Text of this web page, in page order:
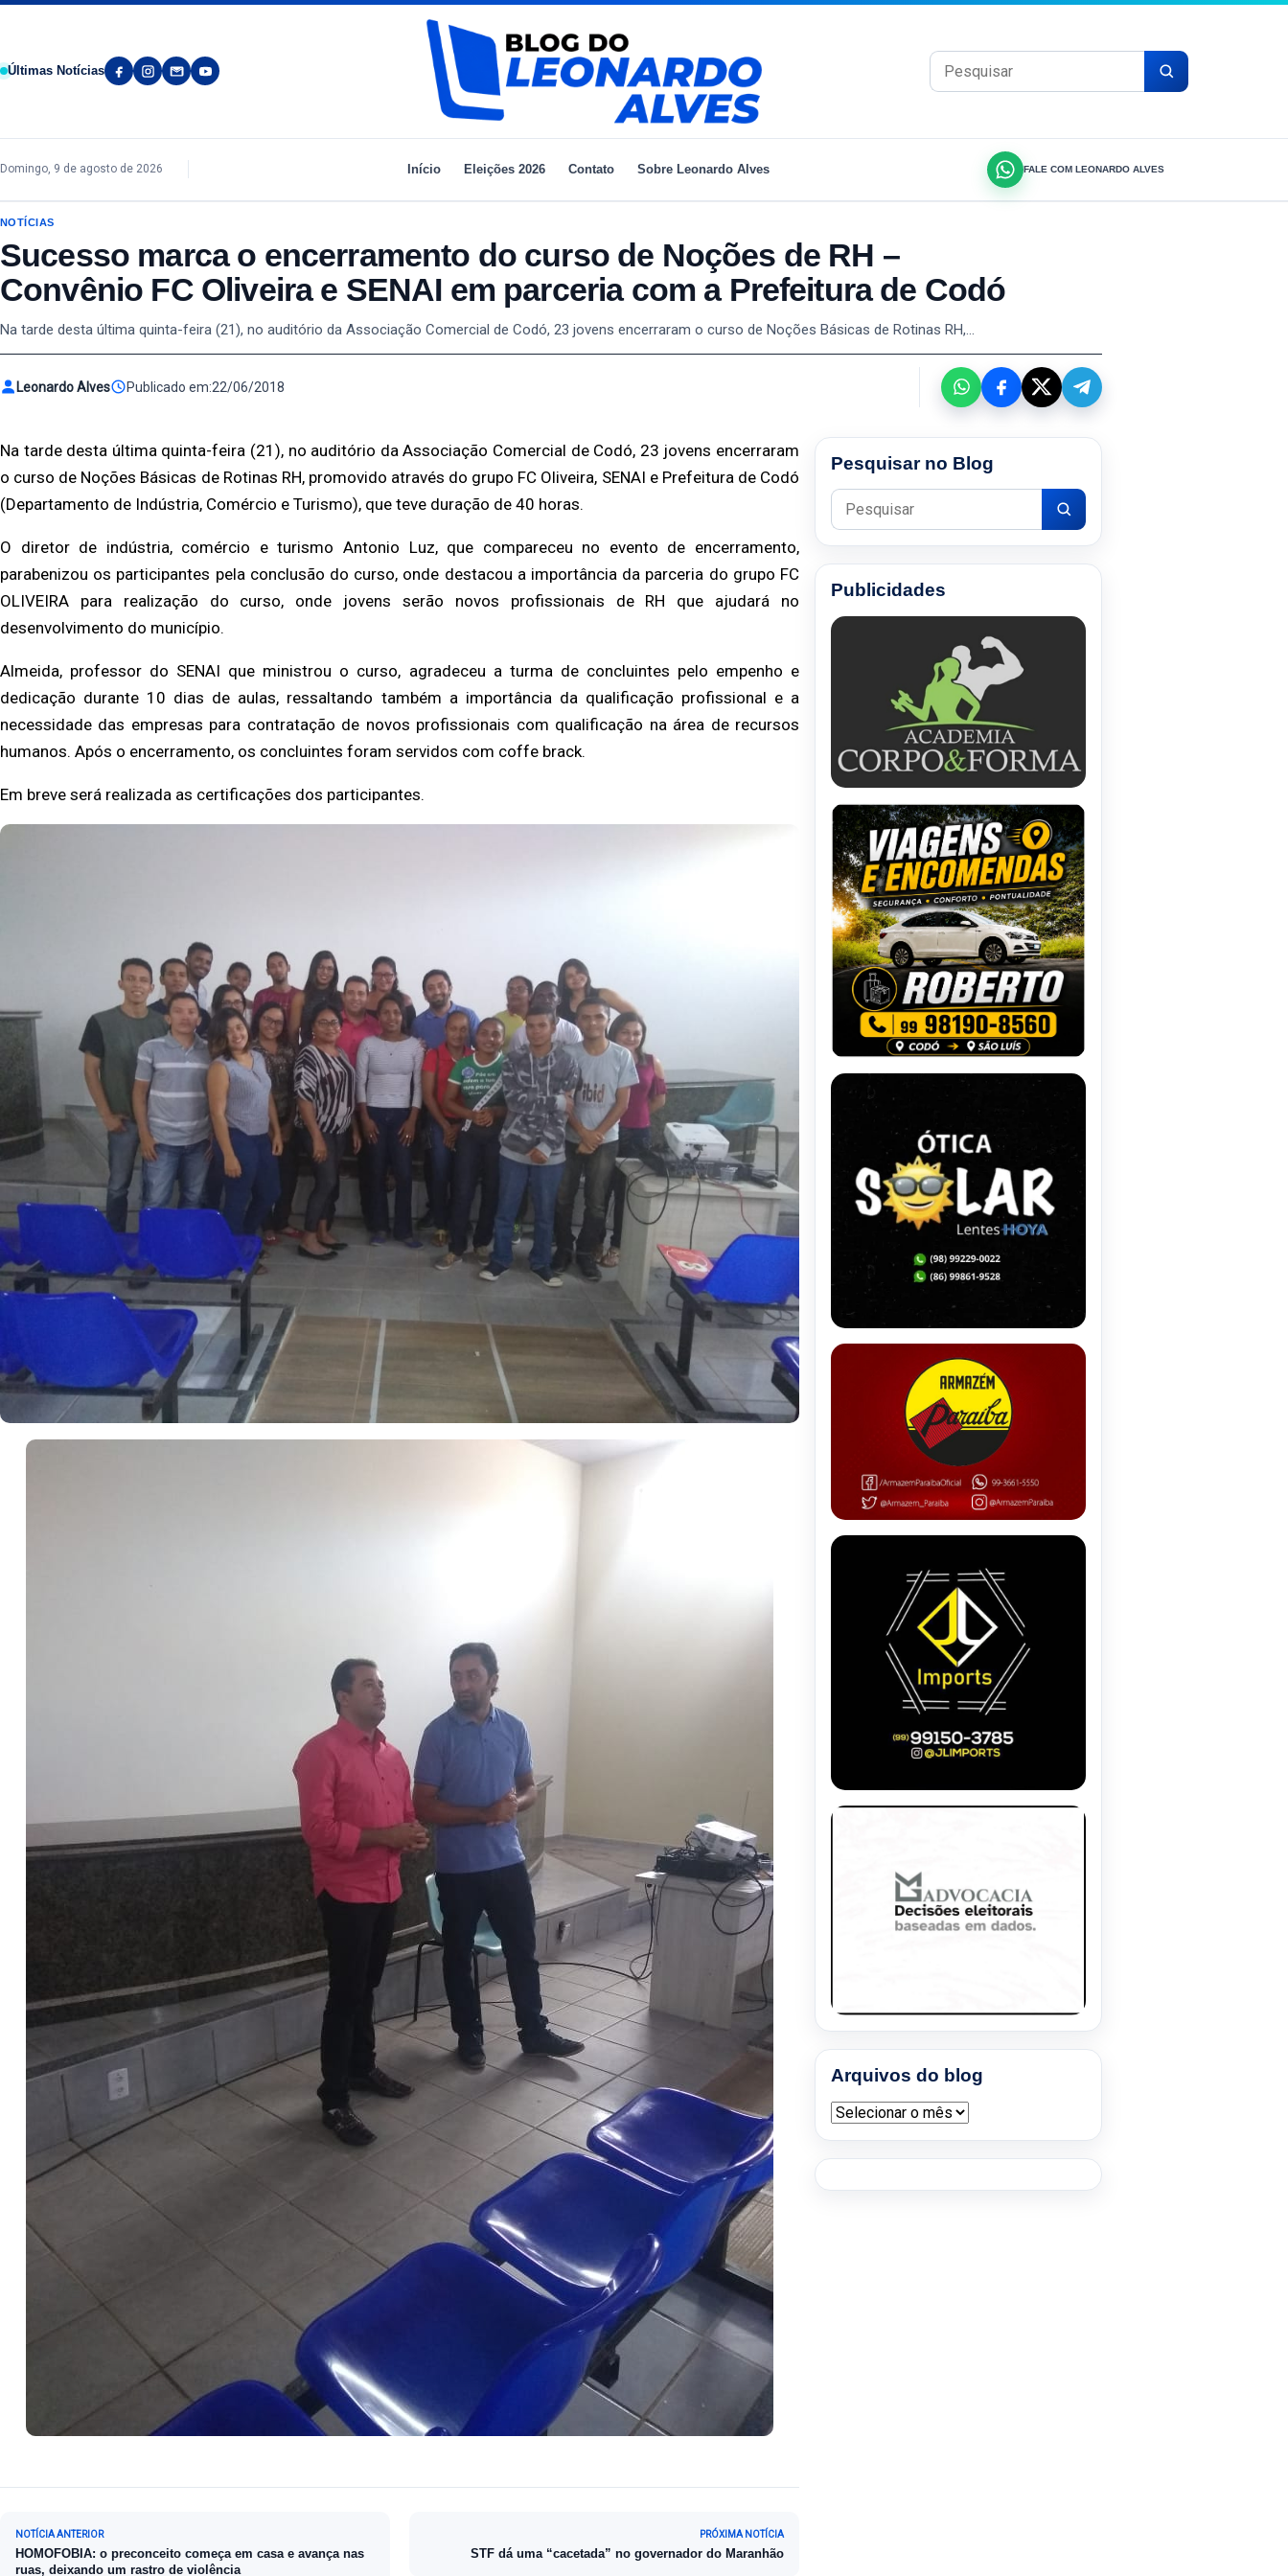
Pular para o conteúdo
Últimas Notícias Pesquisar por:
Domingo, 9 de agosto de 2026 Início Eleições 2026 Contato Sobre Leonardo Alves FALE COM LEONARDO ALVES
NOTÍCIAS
Sucesso marca o encerramento do curso de Noções de RH –
Convênio FC Oliveira e SENAI em parceria com a Prefeitura de Codó
Na tarde desta última quinta-feira (21), no auditório da Associação Comercial de Codó, 23 jovens encerraram o curso de Noções Básicas de Rotinas RH,…
Leonardo Alves Publicado em:22/06/2018
Na tarde desta última quinta-feira (21), no auditório da Associação Comercial de Codó, 23 jovens encerraram
o curso de Noções Básicas de Rotinas RH, promovido através do grupo FC Oliveira, SENAI e Prefeitura de Codó
(Departamento de Indústria, Comércio e Turismo), que teve duração de 40 horas.
O diretor de indústria, comércio e turismo Antonio Luz, que compareceu no evento de encerramento,
parabenizou os participantes pela conclusão do curso, onde destacou a importância da parceria do grupo FC
OLIVEIRA para realização do curso, onde jovens serão novos profissionais de RH que ajudará no
desenvolvimento do município.
Almeida, professor do SENAI que ministrou o curso, agradeceu a turma de concluintes pelo empenho e
dedicação durante 10 dias de aulas, ressaltando também a importância da qualificação profissional e a
necessidade das empresas para contratação de novos profissionais com qualificação na área de recursos
humanos. Após o encerramento, os concluintes foram servidos com coffe brack.
Em breve será realizada as certificações dos participantes.
Navegação de Post
NOTÍCIA ANTERIOR
HOMOFOBIA: o preconceito começa em casa e avança nas
ruas, deixando um rastro de violência
PRÓXIMA NOTÍCIA
STF dá uma “cacetada” no governador do Maranhão
Pesquisar no Blog
Pesquisar por:
Publicidades
Arquivos do blog
Arquivos do blog